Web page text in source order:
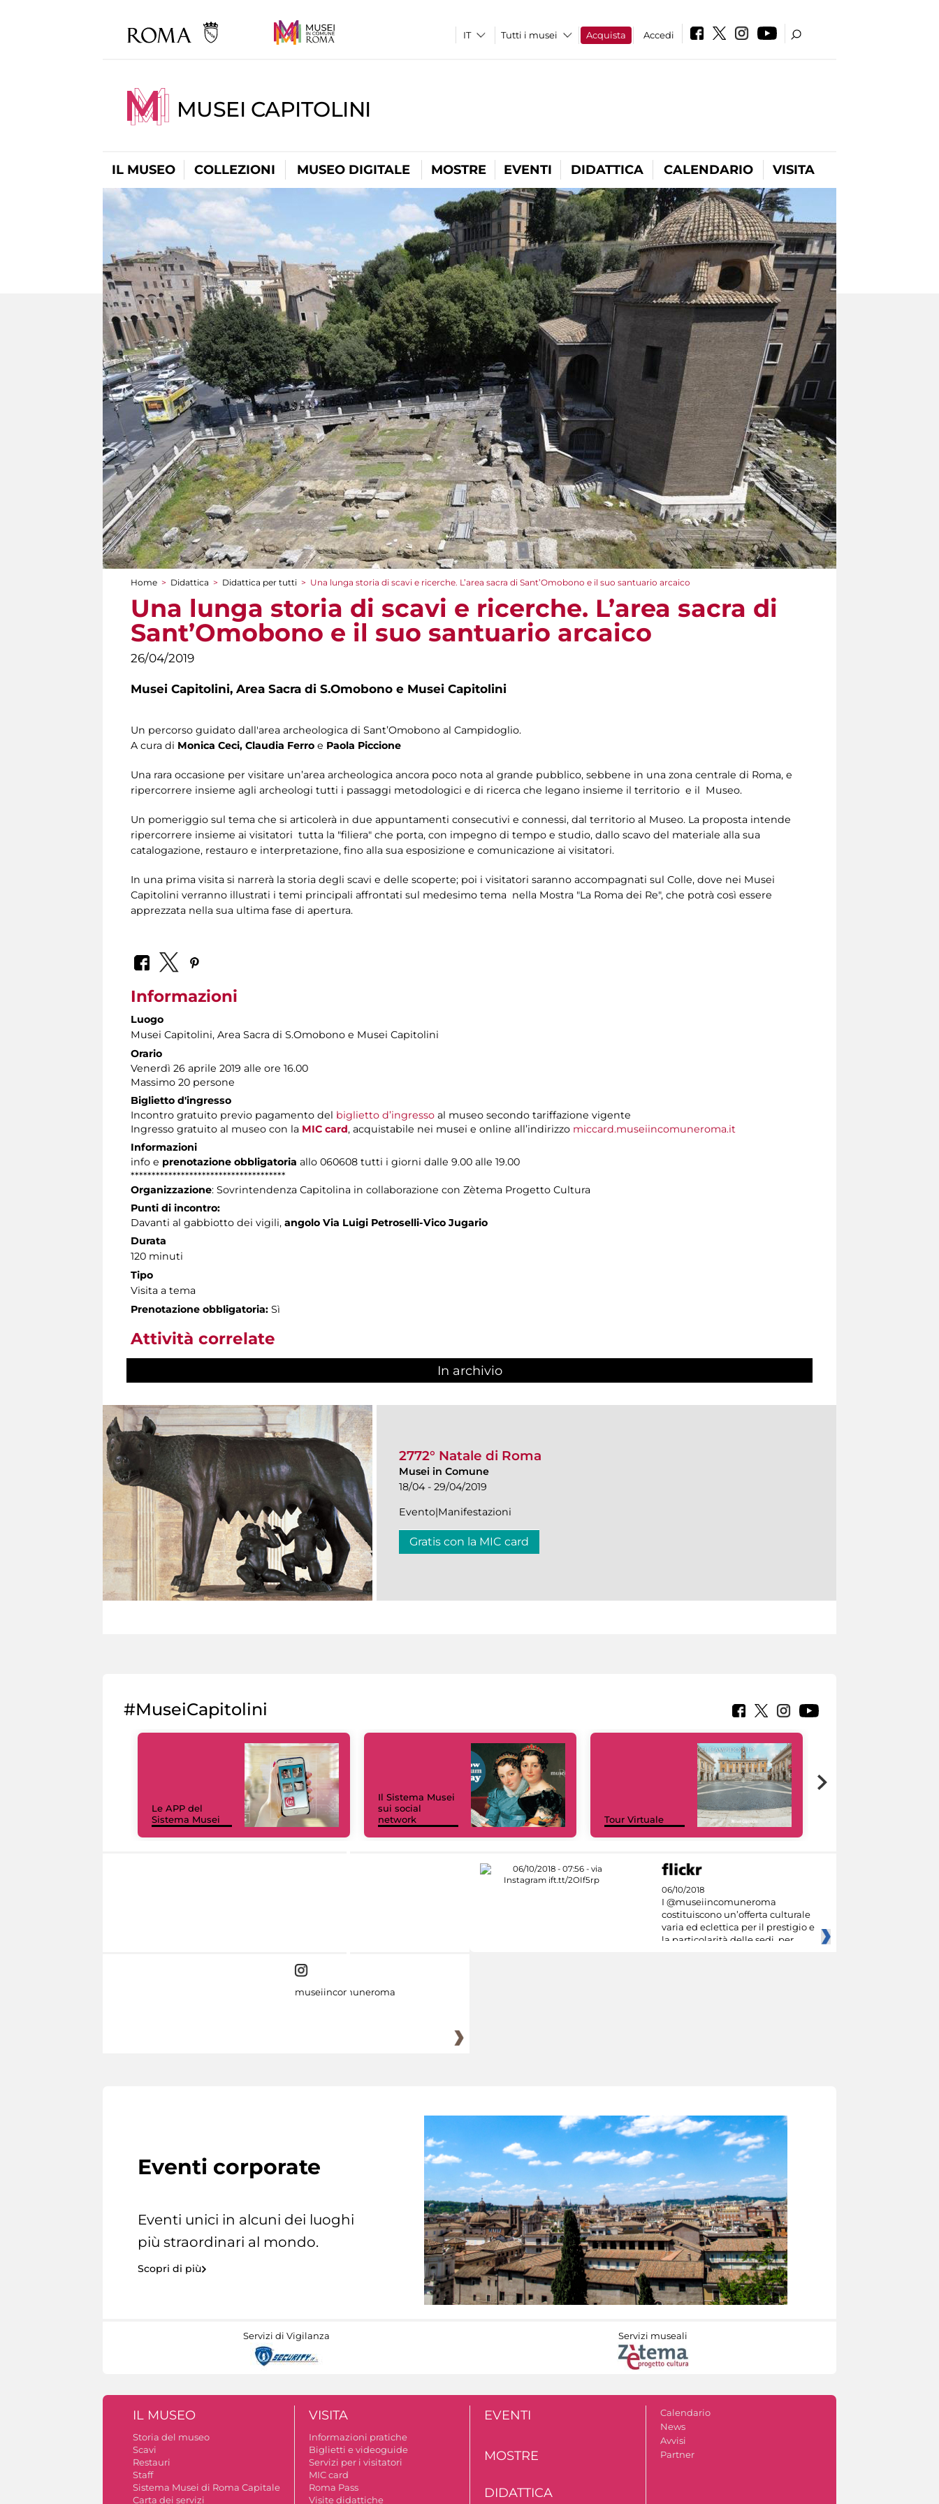
Tutti i musei Acquista Accedi
MUSEI CAPITOLINI
IL MUSEO COLLEZIONI MUSEO DIGITALE MOSTRE EVENTI DIDATTICA CALENDARIO VISITA
Tu sei qui
Home > Didattica > Didattica per tutti > Una lunga storia di scavi e ricerche. L’area sacra di Sant’Omobono e il suo santuario arcaico
Una lunga storia di scavi e ricerche. L’area sacra di
Sant’Omobono e il suo santuario arcaico
26/04/2019
Musei Capitolini, Area Sacra di S.Omobono e Musei Capitolini
Un percorso guidato dall'area archeologica di Sant’Omobono al Campidoglio.
A cura di Monica Ceci, Claudia Ferro e Paola Piccione
Una rara occasione per visitare un’area archeologica ancora poco nota al grande pubblico, sebbene in una zona centrale di Roma, e
ripercorrere insieme agli archeologi tutti i passaggi metodologici e di ricerca che legano insieme il territorio e il Museo.
Un pomeriggio sul tema che si articolerà in due appuntamenti consecutivi e connessi, dal territorio al Museo. La proposta intende
ripercorrere insieme ai visitatori tutta la "filiera" che porta, con impegno di tempo e studio, dallo scavo del materiale alla sua
catalogazione, restauro e interpretazione, fino alla sua esposizione e comunicazione ai visitatori.
In una prima visita si narrerà la storia degli scavi e delle scoperte; poi i visitatori saranno accompagnati sul Colle, dove nei Musei
Capitolini verranno illustrati i temi principali affrontati sul medesimo tema nella Mostra "La Roma dei Re", che potrà così essere
apprezzata nella sua ultima fase di apertura.
Informazioni
Luogo
Musei Capitolini, Area Sacra di S.Omobono e Musei Capitolini
Orario
Venerdì 26 aprile 2019 alle ore 16.00
Massimo 20 persone
Biglietto d'ingresso
Incontro gratuito previo pagamento del biglietto d’ingresso al museo secondo tariffazione vigente
Ingresso gratuito al museo con la MIC card, acquistabile nei musei e online all’indirizzo miccard.museiincomuneroma.it
Informazioni
info e prenotazione obbligatoria allo 060608 tutti i giorni dalle 9.00 alle 19.00
*************************************
Organizzazione: Sovrintendenza Capitolina in collaborazione con Zètema Progetto Cultura
Punti di incontro:
Davanti al gabbiotto dei vigili, angolo Via Luigi Petroselli-Vico Jugario
Durata
120 minuti
Tipo
Visita a tema
Prenotazione obbligatoria: Sì
Attività correlate
In archivio
2772° Natale di Roma
Musei in Comune
18/04 - 29/04/2019
Evento|Manifestazioni
Gratis con la MIC card
#MuseiCapitolini
Le APP del
Sistema Musei
Il Sistema Musei
sui social
network
Tour Virtuale
06/10/2018
I @museiincomuneroma
costituiscono un’offerta culturale
varia ed eclettica per il prestigio e
la particolarità delle sedi, per
museiincomuneroma
Eventi corporate
Eventi unici in alcuni dei luoghi
più straordinari al mondo.
Scopri di più
Servizi di Vigilanza Servizi museali
IL MUSEO
Storia del museo
Scavi
Restauri
Staff
Sistema Musei di Roma Capitale
Carta dei servizi
VISITA
Informazioni pratiche
Biglietti e videoguide
Servizi per i visitatori
MIC card
Roma Pass
Visite didattiche
EVENTI
MOSTRE
DIDATTICA
Calendario
News
Avvisi
Partner